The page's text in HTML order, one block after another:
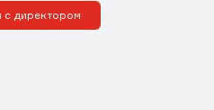
с директором